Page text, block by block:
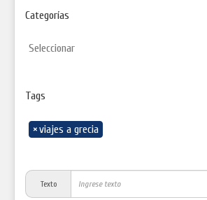
Categorías
Tags
×viajes a grecia
Texto